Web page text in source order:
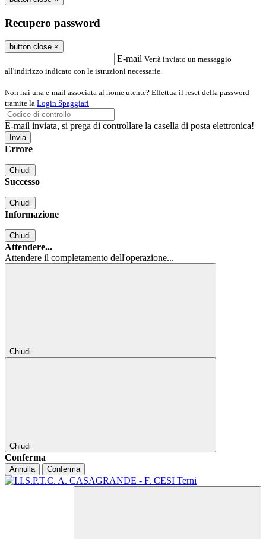
Recupero password
button close ×
E-mail Verrà inviato un messaggio
all'indirizzo indicato con le istruzioni necessarie.
Non hai una e-mail associata al nome utente? Effettua il reset della password
tramite la Login Spaggiari
E-mail inviata, si prega di controllare la casella di posta elettronica!
Errore
Chiudi
Successo
Chiudi
Informazione
Chiudi
Attendere...
Attendere il completamento dell'operazione...
Chiudi
Chiudi
Conferma
Annulla Conferma